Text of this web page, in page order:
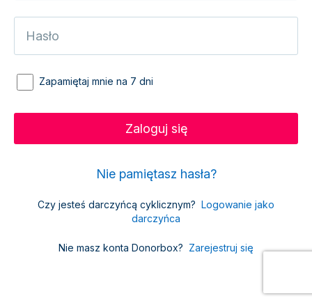
Zapamiętaj mnie na 7 dni
Nie pamiętasz hasła?
Czy jesteś darczyńcą cyklicznym? Logowanie jako
darczyńca
Nie masz konta Donorbox? Zarejestruj się